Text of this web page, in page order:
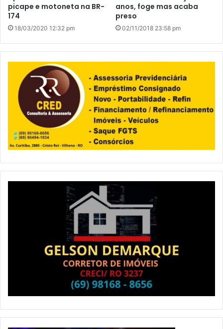
picape e motoneta na BR-
174
18/03/2020 12:32 pm
anos, foge mas acaba
preso
02/11/2018 23:58 pm